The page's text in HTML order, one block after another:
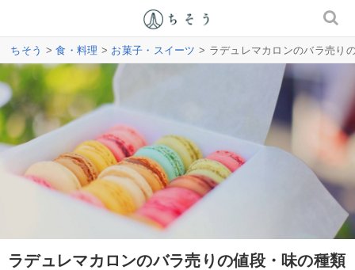
ちそう >食・料理 > お菓子・スイーツ > ラデュレマカロンのバラ売り
ラデュレマカロンのバラ売りの値段・味の種類